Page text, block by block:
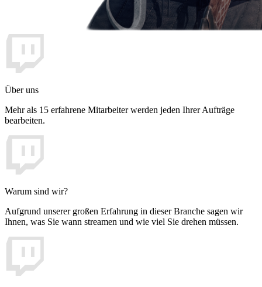
Über uns
Mehr als 15 erfahrene Mitarbeiter werden jeden Ihrer Aufträge
bearbeiten.
Warum sind wir?
Aufgrund unserer großen Erfahrung in dieser Branche sagen wir
Ihnen, was Sie wann streamen und wie viel Sie drehen müssen.